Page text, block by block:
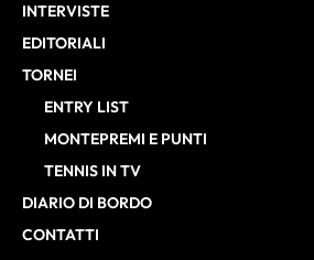
INTERVISTE
EDITORIALI
TORNEI
ENTRY LIST
MONTEPREMI E PUNTI
TENNIS IN TV
DIARIO DI BORDO
CONTATTI